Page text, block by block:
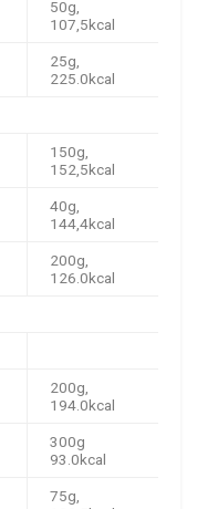
50g,
107,5kcal
25g,
225.0kcal
150g,
152,5kcal
40g,
144,4kcal
200g,
126.0kcal
200g,
194.0kcal
300g
93.0kcal
75g,